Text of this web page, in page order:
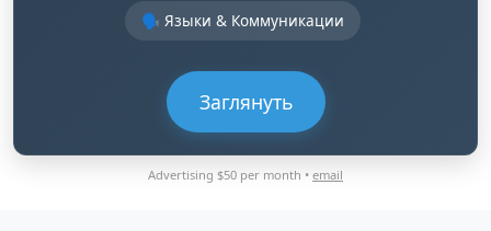
🗣️ Языки & Коммуникации
Заглянуть
Advertising $50 per month • email